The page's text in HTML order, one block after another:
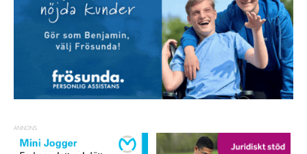
ANNONS